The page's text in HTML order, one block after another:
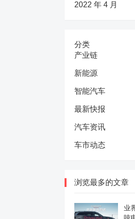
2022 年 4 月
分类
产业链
新能源
智能汽车
最新快报
汽车资讯
车市动态
浏览最多的文章
业